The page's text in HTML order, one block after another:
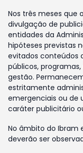
Nos três meses que
divulgação de
entidades da
hipóteses previstas
evitados conteúdos
públicos,
gestão.
estritamente
emergenciais ou de
caráter publicitário
No âmbito do Ibram
deverão ser